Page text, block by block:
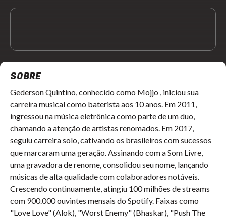
SOBRE
Gederson Quintino, conhecido como Mojjo , iniciou sua
carreira musical como baterista aos 10 anos. Em 2011,
ingressou na música eletrônica como parte de um duo,
chamando a atenção de artistas renomados. Em 2017,
seguiu carreira solo, cativando os brasileiros com sucessos
que marcaram uma geração. Assinando com a Som Livre,
uma gravadora de renome, consolidou seu nome, lançando
músicas de alta qualidade com colaboradores notáveis.
Crescendo continuamente, atingiu 100 milhões de streams
com 900.000 ouvintes mensais do Spotify. Faixas como
"Love Love" (Alok), "Worst Enemy" (Bhaskar), "Push The